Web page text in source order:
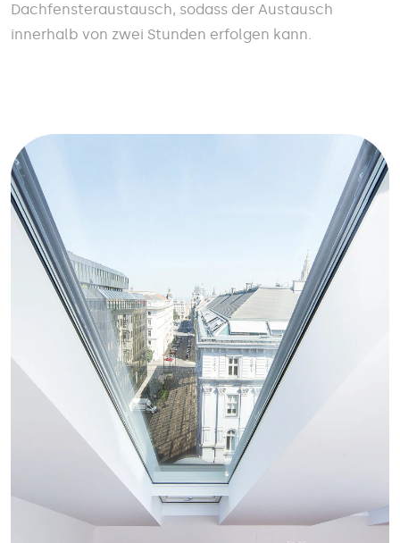
Dachfensteraustausch, sodass der Austausch
innerhalb von zwei Stunden erfolgen kann.